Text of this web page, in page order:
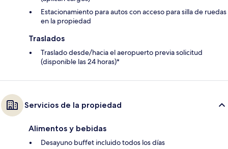
Estacionamiento para autos con acceso para silla de ruedas
en la propiedad
Traslados
Traslado desde/hacia el aeropuerto previa solicitud
(disponible las 24 horas)*
Servicios de la propiedad
Alimentos y bebidas
Desayuno buffet incluido todos los días